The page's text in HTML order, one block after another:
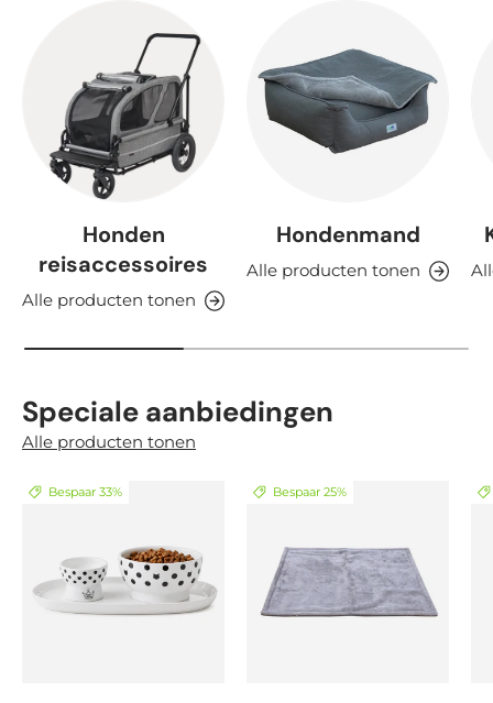
Honden
reisaccessoires
Alle producten tonen
Hondenmand
Alle producten tonen
Speciale aanbiedingen
Alle producten tonen
Bespaar 33% Bespaar 25%